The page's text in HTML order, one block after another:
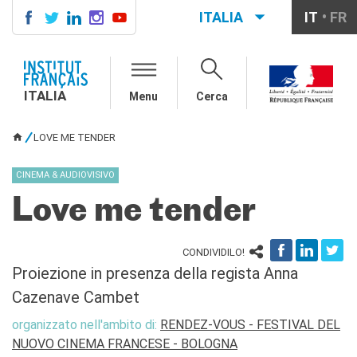
CORSI DI FRANCESE
CERTIFICAZIONI
Diplomi
Test (TCF, TEF)
Didattica
Mobilità
Francofonia
Studenti
Riconoscimento diplomi
ITALIA IT FR
ITALIA Menu Cerca
LOVE ME TENDER
CINEMA & AUDIOVISIVO
Love me tender
CONDIVIDILO!
Proiezione in presenza della regista Anna
Cazenave Cambet
organizzato nell'ambito di: RENDEZ-VOUS - FESTIVAL DEL
NUOVO CINEMA FRANCESE - BOLOGNA